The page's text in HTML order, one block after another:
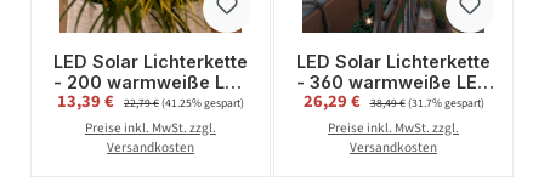
LED Solar Lichterkette
- 200 warmweiße LED
- 8 Funktionen - L:
19,9m - schwarzes
Kabel - für Außen
Verkaufspreis:
13,39 € Regulärer Preis:
22,79 €(41.25% gespart)
Preise inkl. MwSt. zzgl.
Versandkosten
LED Solar Lichterkette
- 360 warmweiße LED
- 8 Funktionen - L: 27m
- per USB aufladbar
Verkaufspreis:
26,29 € Regulärer Preis:
38,49 €(31.7% gespart)
Preise inkl. MwSt. zzgl.
Versandkosten